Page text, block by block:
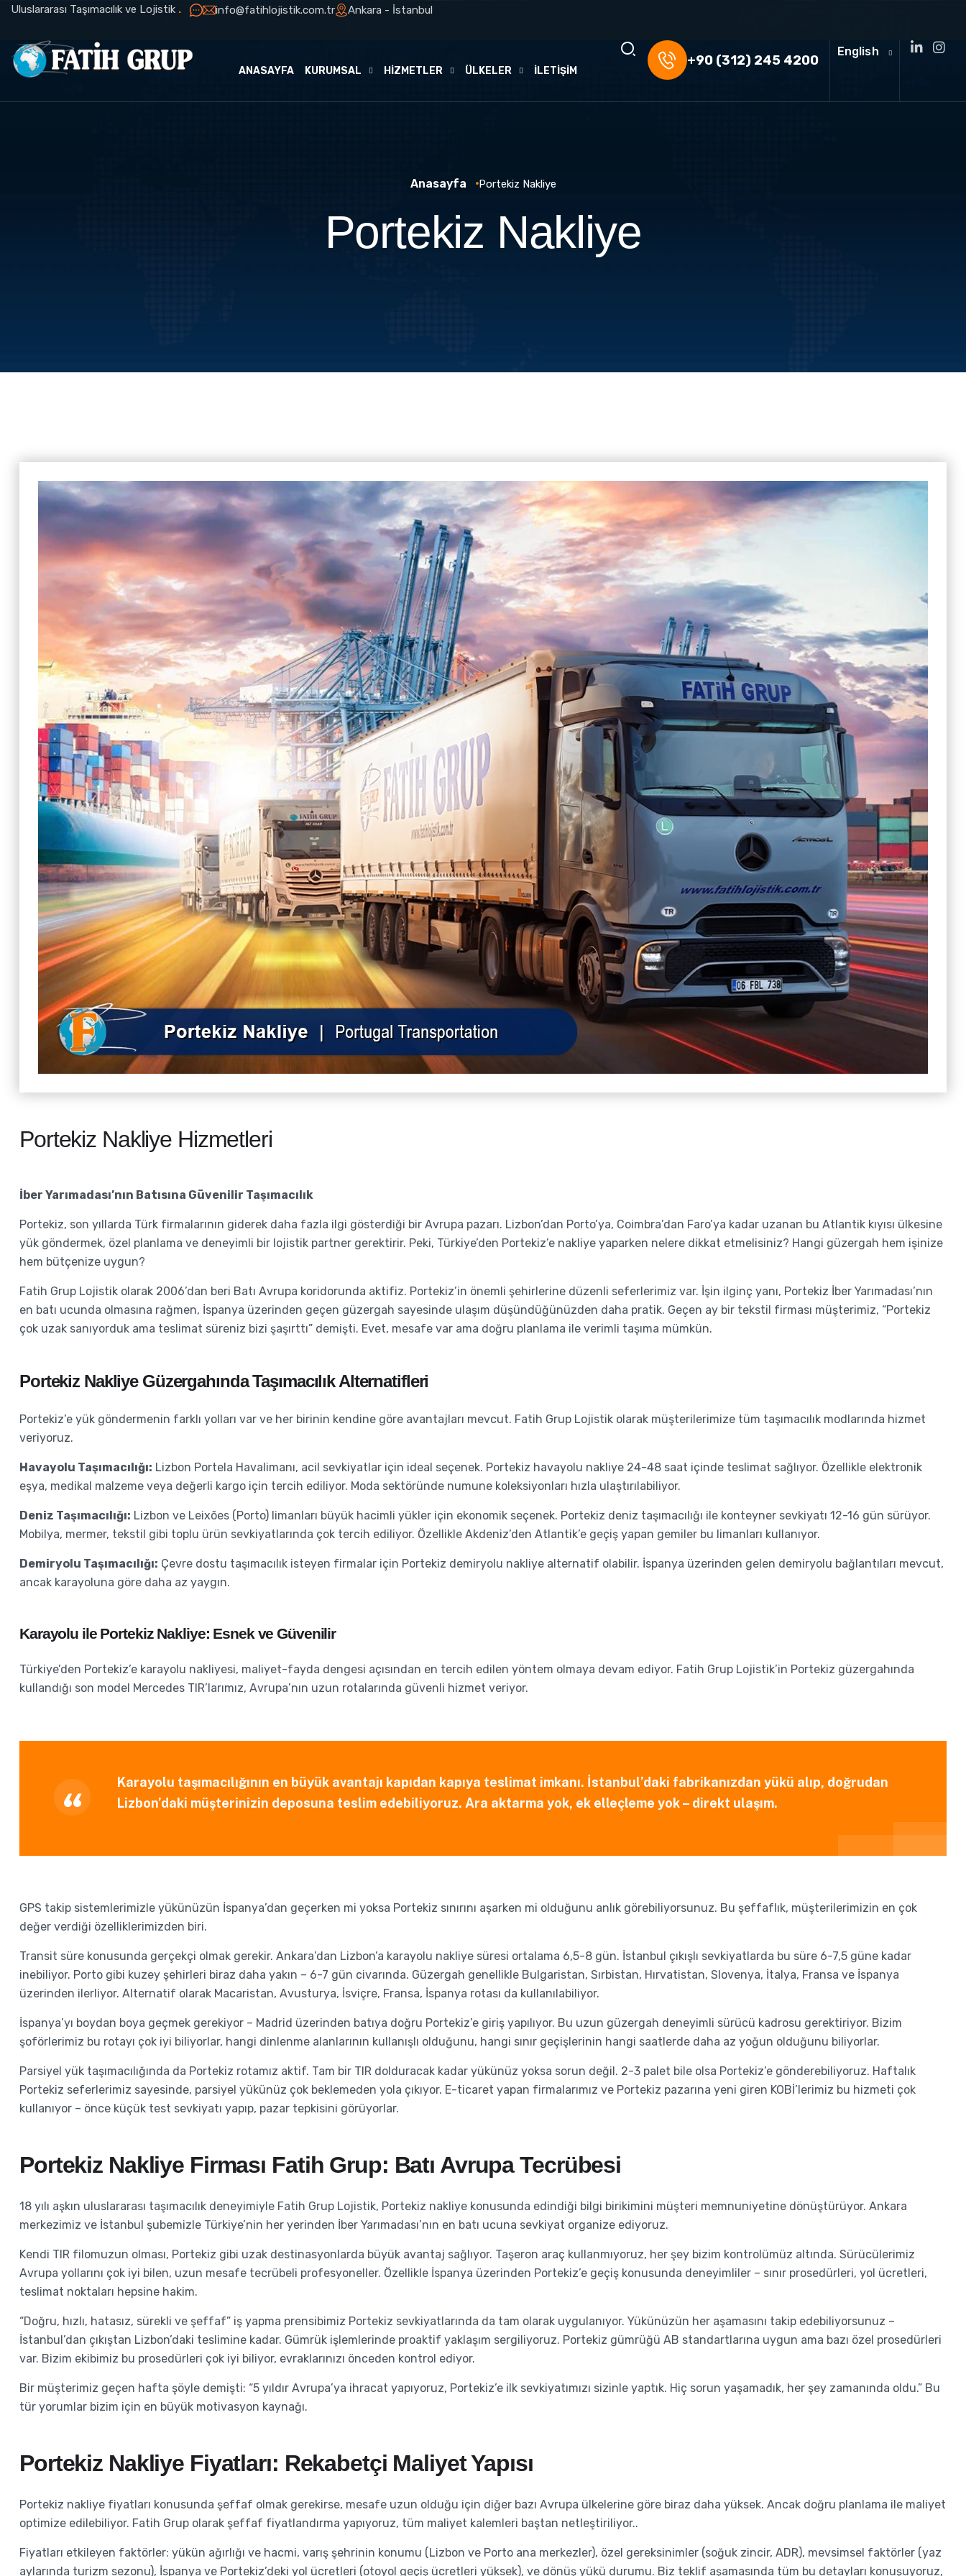
Uluslararası Taşımacılık ve Lojistik . info@fatihlojistik.com.tr Ankara - İstanbul
ANASAYFA KURUMSAL HİZMETLER ÜLKELER İLETİŞİM
+90 (312) 245 4200
English
Anasayfa Portekiz Nakliye
Portekiz Nakliye
Portekiz Nakliye Hizmetleri
İber Yarımadası’nın Batısına Güvenilir Taşımacılık
Portekiz, son yıllarda Türk firmalarının giderek daha fazla ilgi gösterdiği bir Avrupa pazarı. Lizbon’dan Porto’ya, Coimbra’dan Faro’ya kadar uzanan bu Atlantik kıyısı ülkesine
yük göndermek, özel planlama ve deneyimli bir lojistik partner gerektirir. Peki, Türkiye’den Portekiz’e nakliye yaparken nelere dikkat etmelisiniz? Hangi güzergah hem işinize
hem bütçenize uygun?
Fatih Grup Lojistik olarak 2006’dan beri Batı Avrupa koridorunda aktifiz. Portekiz’in önemli şehirlerine düzenli seferlerimiz var. İşin ilginç yanı, Portekiz İber Yarımadası’nın
en batı ucunda olmasına rağmen, İspanya üzerinden geçen güzergah sayesinde ulaşım düşündüğünüzden daha pratik. Geçen ay bir tekstil firması müşterimiz, “Portekiz
çok uzak sanıyorduk ama teslimat süreniz bizi şaşırttı” demişti. Evet, mesafe var ama doğru planlama ile verimli taşıma mümkün.
Portekiz Nakliye Güzergahında Taşımacılık Alternatifleri
Portekiz’e yük göndermenin farklı yolları var ve her birinin kendine göre avantajları mevcut. Fatih Grup Lojistik olarak müşterilerimize tüm taşımacılık modlarında hizmet
veriyoruz.
Havayolu Taşımacılığı: Lizbon Portela Havalimanı, acil sevkiyatlar için ideal seçenek. Portekiz havayolu nakliye 24-48 saat içinde teslimat sağlıyor. Özellikle elektronik
eşya, medikal malzeme veya değerli kargo için tercih ediliyor. Moda sektöründe numune koleksiyonları hızla ulaştırılabiliyor.
Deniz Taşımacılığı: Lizbon ve Leixões (Porto) limanları büyük hacimli yükler için ekonomik seçenek. Portekiz deniz taşımacılığı ile konteyner sevkiyatı 12-16 gün sürüyor.
Mobilya, mermer, tekstil gibi toplu ürün sevkiyatlarında çok tercih ediliyor. Özellikle Akdeniz’den Atlantik’e geçiş yapan gemiler bu limanları kullanıyor.
Demiryolu Taşımacılığı: Çevre dostu taşımacılık isteyen firmalar için Portekiz demiryolu nakliye alternatif olabilir. İspanya üzerinden gelen demiryolu bağlantıları mevcut,
ancak karayoluna göre daha az yaygın.
Karayolu ile Portekiz Nakliye: Esnek ve Güvenilir
Türkiye’den Portekiz’e karayolu nakliyesi, maliyet-fayda dengesi açısından en tercih edilen yöntem olmaya devam ediyor. Fatih Grup Lojistik’in Portekiz güzergahında
kullandığı son model Mercedes TIR’larımız, Avrupa’nın uzun rotalarında güvenli hizmet veriyor.
Karayolu taşımacılığının en büyük avantajı kapıdan kapıya teslimat imkanı. İstanbul’daki fabrikanızdan yükü alıp, doğrudan
Lizbon’daki müşterinizin deposuna teslim edebiliyoruz. Ara aktarma yok, ek elleçleme yok – direkt ulaşım.
GPS takip sistemlerimizle yükünüzün İspanya’dan geçerken mi yoksa Portekiz sınırını aşarken mi olduğunu anlık görebiliyorsunuz. Bu şeffaflık, müşterilerimizin en çok
değer verdiği özelliklerimizden biri.
Transit süre konusunda gerçekçi olmak gerekir. Ankara’dan Lizbon’a karayolu nakliye süresi ortalama 6,5-8 gün. İstanbul çıkışlı sevkiyatlarda bu süre 6-7,5 güne kadar
inebiliyor. Porto gibi kuzey şehirleri biraz daha yakın – 6-7 gün civarında. Güzergah genellikle Bulgaristan, Sırbistan, Hırvatistan, Slovenya, İtalya, Fransa ve İspanya
üzerinden ilerliyor. Alternatif olarak Macaristan, Avusturya, İsviçre, Fransa, İspanya rotası da kullanılabiliyor.
İspanya’yı boydan boya geçmek gerekiyor – Madrid üzerinden batıya doğru Portekiz’e giriş yapılıyor. Bu uzun güzergah deneyimli sürücü kadrosu gerektiriyor. Bizim
şoförlerimiz bu rotayı çok iyi biliyorlar, hangi dinlenme alanlarının kullanışlı olduğunu, hangi sınır geçişlerinin hangi saatlerde daha az yoğun olduğunu biliyorlar.
Parsiyel yük taşımacılığında da Portekiz rotamız aktif. Tam bir TIR dolduracak kadar yükünüz yoksa sorun değil. 2-3 palet bile olsa Portekiz’e gönderebiliyoruz. Haftalık
Portekiz seferlerimiz sayesinde, parsiyel yükünüz çok beklemeden yola çıkıyor. E-ticaret yapan firmalarımız ve Portekiz pazarına yeni giren KOBİ’lerimiz bu hizmeti çok
kullanıyor – önce küçük test sevkiyatı yapıp, pazar tepkisini görüyorlar.
Portekiz Nakliye Firması Fatih Grup: Batı Avrupa Tecrübesi
18 yılı aşkın uluslararası taşımacılık deneyimiyle Fatih Grup Lojistik, Portekiz nakliye konusunda edindiği bilgi birikimini müşteri memnuniyetine dönüştürüyor. Ankara
merkezimiz ve İstanbul şubemizle Türkiye’nin her yerinden İber Yarımadası’nın en batı ucuna sevkiyat organize ediyoruz.
Kendi TIR filomuzun olması, Portekiz gibi uzak destinasyonlarda büyük avantaj sağlıyor. Taşeron araç kullanmıyoruz, her şey bizim kontrolümüz altında. Sürücülerimiz
Avrupa yollarını çok iyi bilen, uzun mesafe tecrübeli profesyoneller. Özellikle İspanya üzerinden Portekiz’e geçiş konusunda deneyimliler – sınır prosedürleri, yol ücretleri,
teslimat noktaları hepsine hakim.
“Doğru, hızlı, hatasız, sürekli ve şeffaf” iş yapma prensibimiz Portekiz sevkiyatlarında da tam olarak uygulanıyor. Yükünüzün her aşamasını takip edebiliyorsunuz –
İstanbul’dan çıkıştan Lizbon’daki teslimine kadar. Gümrük işlemlerinde proaktif yaklaşım sergiliyoruz. Portekiz gümrüğü AB standartlarına uygun ama bazı özel prosedürleri
var. Bizim ekibimiz bu prosedürleri çok iyi biliyor, evraklarınızı önceden kontrol ediyor.
Bir müşterimiz geçen hafta şöyle demişti: “5 yıldır Avrupa’ya ihracat yapıyoruz, Portekiz’e ilk sevkiyatımızı sizinle yaptık. Hiç sorun yaşamadık, her şey zamanında oldu.” Bu
tür yorumlar bizim için en büyük motivasyon kaynağı.
Portekiz Nakliye Fiyatları: Rekabetçi Maliyet Yapısı
Portekiz nakliye fiyatları konusunda şeffaf olmak gerekirse, mesafe uzun olduğu için diğer bazı Avrupa ülkelerine göre biraz daha yüksek. Ancak doğru planlama ile maliyet
optimize edilebiliyor. Fatih Grup olarak şeffaf fiyatlandırma yapıyoruz, tüm maliyet kalemleri baştan netleştiriliyor..
Fiyatları etkileyen faktörler: yükün ağırlığı ve hacmi, varış şehrinin konumu (Lizbon ve Porto ana merkezler), özel gereksinimler (soğuk zincir, ADR), mevsimsel faktörler (yaz
aylarında turizm sezonu), İspanya ve Portekiz’deki yol ücretleri (otoyol geçiş ücretleri yüksek), ve dönüş yükü durumu. Biz teklif aşamasında tüm bu detayları konuşuyoruz,